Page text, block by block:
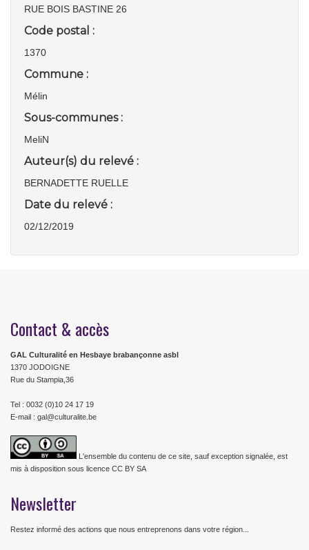
RUE BOIS BASTINE 26
Code postal :
1370
Commune :
Mélin
Sous-communes :
MeliN
Auteur(s) du relevé :
BERNADETTE RUELLE
Date du relevé :
02/12/2019
Contact & accès
GAL Culturalité en Hesbaye brabançonne asbl
1370 JODOIGNE
Rue du Stampia,36
Tel : 0032 (0)10 24 17 19
E-mail : gal@culturalite.be
L'ensemble du contenu de ce site, sauf exception signalée, est
mis à disposition sous licence CC BY SA
Newsletter
Restez informé des actions que nous entreprenons dans votre région...